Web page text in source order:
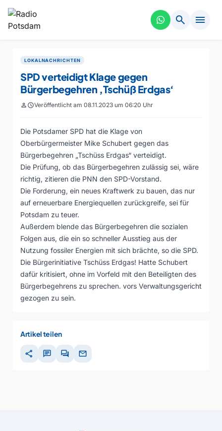
search menu
LOKALNACHRICHTEN
SPD verteidigt Klage gegen
Bürgerbegehren ‚Tschüß Erdgas‘
personscheduleVeröffentlicht am 08.11.2023 um 06:20 Uhr
Die Potsdamer SPD hat die Klage von
Oberbürgermeister Mike Schubert gegen das
Bürgerbegehren „Tschüss Erdgas“ verteidigt.
Die Prüfung, ob das Bürgerbegehren zulässig sei, wäre
richtig, zitieren die PNN den SPD-Vorstand.
Die Forderung, ein neues Kraftwerk zu bauen, das nur
auf erneuerbare Energiequellen zurückgreife, sei für
Potsdam zu teuer.
Außerdem blende das Bürgerbegehren die sozialen
Folgen aus, die ein so schneller Ausstieg aus der
Nutzung fossiler Energien mit sich brächte, so die SPD.
Die Bürgerinitiative Tschüss Erdgas! Hatte Schubert
dafür kritisiert, ohne im Vorfeld mit den Beteiligten des
Bürgerbegehrens zu sprechen. vors Verwaltungsgericht
gezogen zu sein.
Artikel teilen
share chat forum mail